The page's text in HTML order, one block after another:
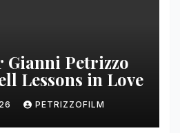
Gianni Petrizzo
Lessons in Love
PETRIZZOFILM